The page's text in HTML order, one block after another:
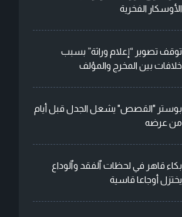
الأوسكار الفخرية
توقف تصوير “إعلام وراثة” بسبب
خلافات بين المخرج والمؤلف
بوستر "القصص" يشعل الجدل قبل أيام
من عرضه
بكاء قاهر في لحظات ٱلفقد وٱلوداع
يختزل أوجاعا قاسية